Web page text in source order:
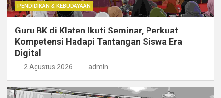
PENDIDIKAN & KEBUDAYAAN
Guru BK di Klaten Ikuti Seminar, Perkuat
Kompetensi Hadapi Tantangan Siswa Era
Digital
2 Agustus 2026 admin